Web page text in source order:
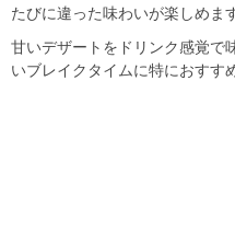
たびに違った味わいが楽しめま
甘いデザートをドリンク感覚で
いブレイクタイムに特におすす